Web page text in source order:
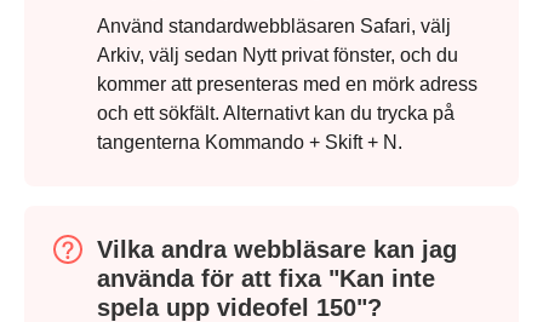
Använd standardwebbläsaren Safari, välj
Arkiv, välj sedan Nytt privat fönster, och du
kommer att presenteras med en mörk adress
och ett sökfält. Alternativt kan du trycka på
tangenterna Kommando + Skift + N.
Vilka andra webbläsare kan jag
använda för att fixa "Kan inte
spela upp videofel 150"?